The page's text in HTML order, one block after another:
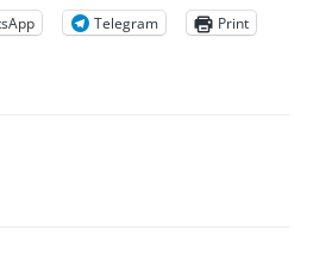
Telegram Print